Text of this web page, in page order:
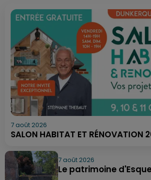
7 août 2026
SALON HABITAT ET RÉNOVATION
7 août 2026
Le patrimoine